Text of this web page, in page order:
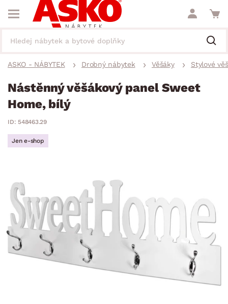
ASKO - NÁBYTEK Drobný nábytek Věšáky Stylové
Nástěnný věšákový panel Sweet
Home, bílý
ID: 548463.29
Jen e-shop